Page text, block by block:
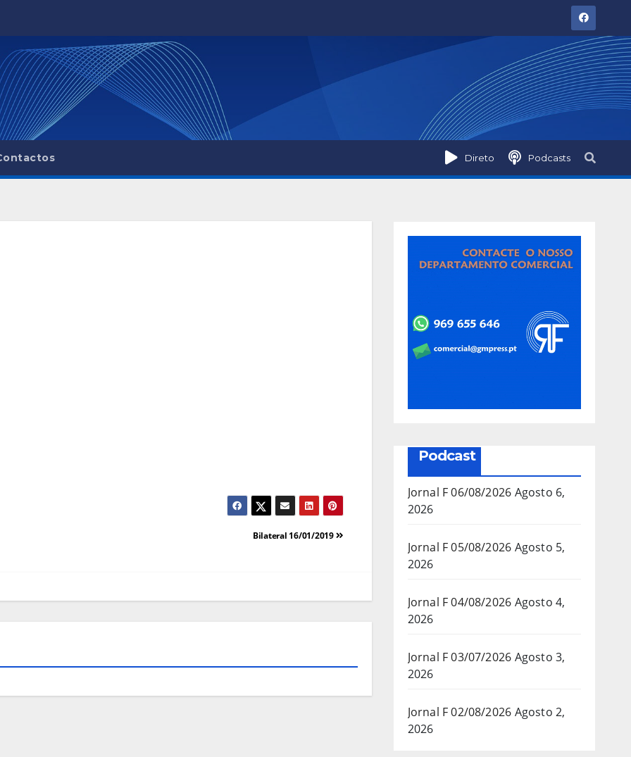
Direto Podcasts
Bilateral 16/01/2019
Podcast
Jornal F 06/08/2026 Agosto 6,
2026
Jornal F 05/08/2026 Agosto 5,
2026
Jornal F 04/08/2026 Agosto 4,
2026
Jornal F 03/07/2026 Agosto 3,
2026
Jornal F 02/08/2026 Agosto 2,
2026